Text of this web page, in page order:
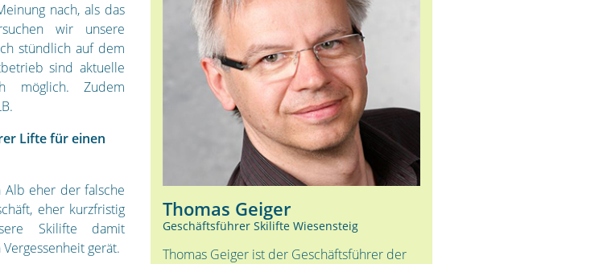
Thomas Geiger
Geschäftsführer Skilifte Wiesensteig
Thomas Geiger ist der Geschäftsführer der
nach, als das
wir unsere
stündlich auf dem
sind aktuelle
möglich. Zudem
Lifte für einen
Alb eher der falsche
eher kurzfristig
Skilifte damit
gerät.